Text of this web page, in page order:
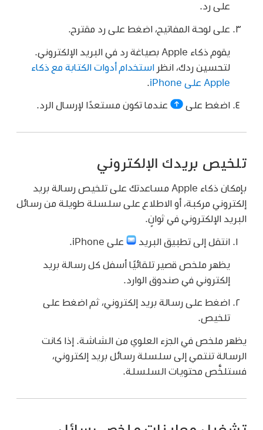
على رد.
على لوحة المفاتيح، اضغط على رد مقترح.
يقوم ذكاء Apple بصياغة رد في البريد الإلكتروني.
لتحسين ردك، انظراستخدام أدوات الكتابة مع ذكاء
Apple على iPhone
اضغط على عندما تكون مستعدًا لإرسال الرد.
تلخيص بريدك الإلكتروني
بإمكان ذكاء Apple مساعدتك على تلخيص رسالة بريد
إلكتروني مركبة، أو الاطلاع على سلسلة طويلة من رسائل
البريد الإلكتروني في ثوانٍ.
انتقل إلى تطبيق البريد على iPhone.
يظهر ملخص قصير تلقائيًا أسفل كل رسالة بريد
إلكتروني في صندوق الوارد.
اضغط على رسالة بريد إلكتروني، ثم اضغط على
تلخيص.
يظهر ملخص في الجزء العلوي من الشاشة. إذا كانت
الرسالة تنتمي إلى سلسلة رسائل بريد إلكتروني،
فستلخَّص محتويات السلسلة.